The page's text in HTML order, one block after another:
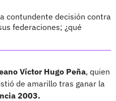
contundente decisión contra
federaciones; ¿qué
Víctor Hugo Peña, quien
de amarillo tras ganar la
2003.